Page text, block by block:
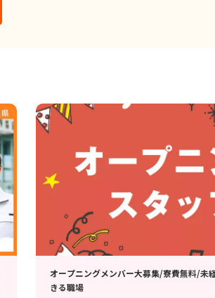
オープニングメンバー大募集/寮費無料/未
きる職場